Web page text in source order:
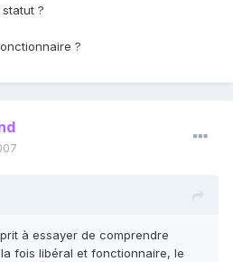
?
?
à essayer de comprendre
fois libéral et fonctionnaire, le